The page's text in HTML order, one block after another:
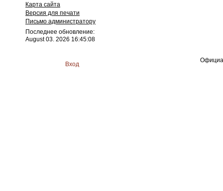
Карта сайта
Версия для печати
Письмо администратору
Последнее обновление:
August 03. 2026 16:45:08
Вход